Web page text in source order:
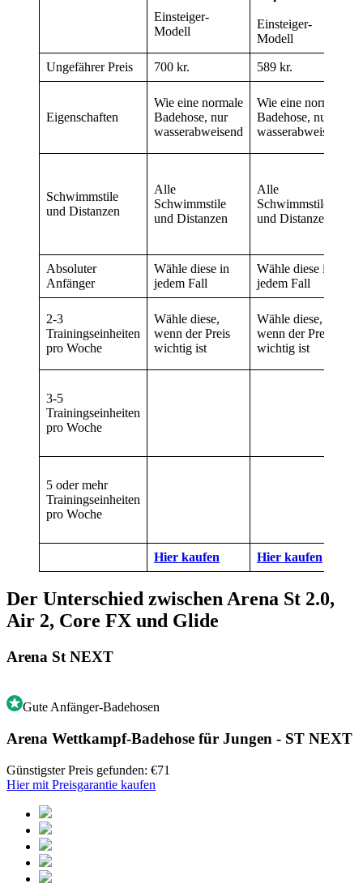
Einsteiger-
Modell
Einsteiger-
Modell
Ungefährer Preis 700 kr. 589 kr.
Eigenschaften
Wie eine normale
Badehose, nur
wasserabweisend
Wie eine normale
Badehose, nur
wasserabweisend
Schwimmstile
und Distanzen
Alle
Schwimmstile
und Distanzen
Alle
Schwimmstile
und Distanzen
Absoluter
Anfänger
Wähle diese in
jedem Fall
Wähle diese in
jedem Fall
2-3
Trainingseinheiten
pro Woche
Wähle diese,
wenn der Preis
wichtig ist
Wähle diese,
wenn der Preis
wichtig ist
3-5
Trainingseinheiten
pro Woche
5 oder mehr
Trainingseinheiten
pro Woche
Hier kaufen Hier kaufen
Der Unterschied zwischen Arena St 2.0,
Air 2, Core FX und Glide
Arena St NEXT
Gute Anfänger-Badehosen
Arena Wettkampf-Badehose für Jungen - ST NEXT
Günstigster Preis gefunden: €71
Hier mit Preisgarantie kaufen